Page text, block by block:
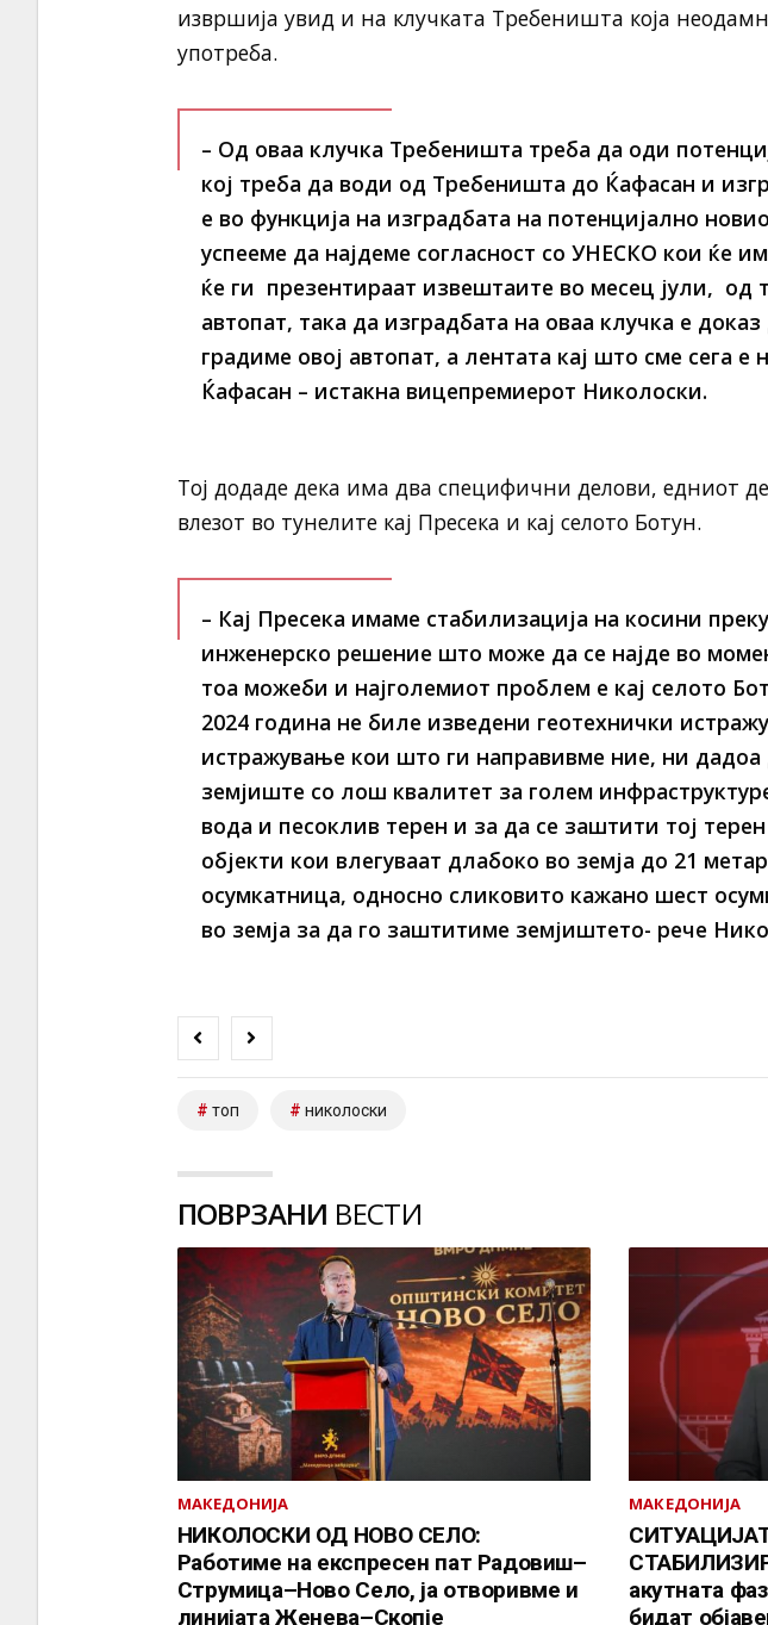
извршија увид и на клучката Требеништа која
употреба.
– Од оваа клучка Требеништа треба да оди
кој треба да води од Требеништа до Ќафасан и
е во функција на изградбата на потенцијално
успееме да најдеме согласност со УНЕСКО кои ќе
ќе ги презентираат извештаите во месец јули, од
автопат, така да изградбата на оваа клучка е
градиме овој автопат, а лентата кај што сме сега е
Ќафасан – истакна вицепремиерот Николоски.
Тој додаде дека има два специфични делови, едниот
влезот во тунелите кај Пресека и кај селото Ботун.
– Кај Пресека имаме стабилизација на косини
инженерско решение што може да се најде во
тоа можеби и најголемиот проблем е кај селото
2024 година не биле изведени геотехнички
истражување кои што ги направивме ние, ни дадоа
земјиште со лош квалитет за голем
вода и песоклив терен и за да се заштити тој
објекти кои влегуваат длабоко во земја до 21
осумкатница, односно сликовито кажано шест
во земја за да го заштитиме земјиштето- рече
топ николоски
ПОВРЗАНИ ВЕСТИ
МАКЕДОНИЈА
НИКОЛОСКИ ОД НОВО СЕЛО:
Работиме на експресен пат Радовиш–
Струмица–Ново Село, ја отворивме и
линијата Женева–Скопје
МАКЕДОНИЈА
акутната
бидат